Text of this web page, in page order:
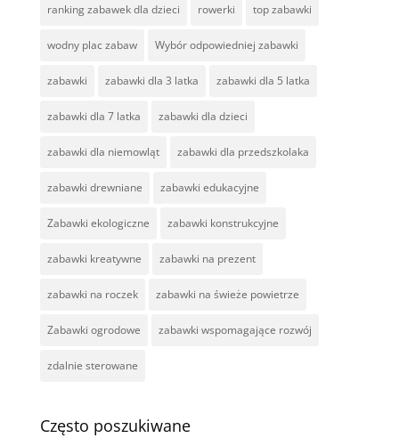
ranking zabawek dla dzieci rowerki top zabawki
wodny plac zabaw Wybór odpowiedniej zabawki
zabawki zabawki dla 3 latka zabawki dla 5 latka
zabawki dla 7 latka zabawki dla dzieci
zabawki dla niemowląt zabawki dla przedszkolaka
zabawki drewniane zabawki edukacyjne
Zabawki ekologiczne zabawki konstrukcyjne
zabawki kreatywne zabawki na prezent
zabawki na roczek zabawki na świeże powietrze
Zabawki ogrodowe zabawki wspomagające rozwój
zdalnie sterowane
Często poszukiwane